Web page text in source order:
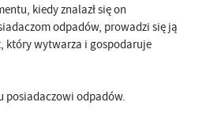
kiedy znalazł się on
odpadów, prowadzi się ją
który wytwarza i gospodaruje
posiadaczowi odpadów.